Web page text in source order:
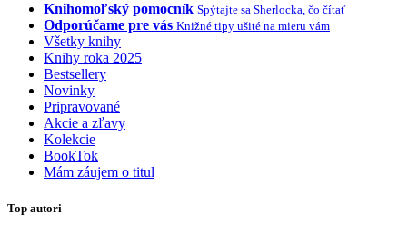
Knihomoľský pomocník Spýtajte sa Sherlocka, čo čítať
Odporúčame pre vás Knižné tipy ušité na mieru vám
Všetky knihy
Knihy roka 2025
Bestsellery
Novinky
Pripravované
Akcie a zľavy
Kolekcie
BookTok
Mám záujem o titul
Top autori